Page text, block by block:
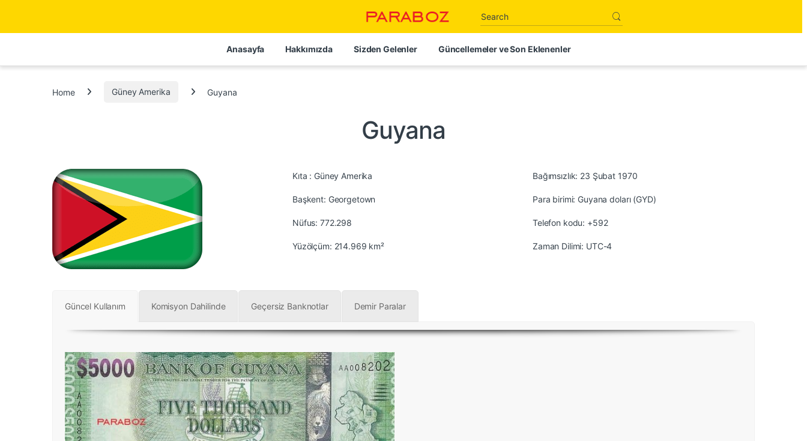
Search for:
Anasayfa
Hakkımızda Sizden Gelenler Güncellemeler ve Son Eklenenler
Home Güney Amerika Guyana
Guyana
Kıta : Güney Amerika
Başkent: Georgetown
Nüfus: 772.298
Yüzölçüm: 214.969 km²
Bağımsızlık: 23 Şubat 1970
Para birimi: Guyana doları (GYD)
Telefon kodu: +592
Zaman Dilimi: UTC-4
Güncel Kullanım Komisyon Dahilinde Geçersiz Banknotlar Demir Paralar